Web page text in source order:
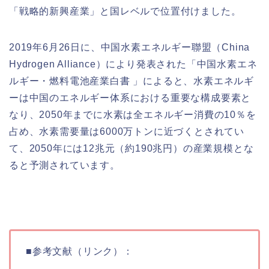
「戦略的新興産業」と国レベルで位置付けました。
2019年6月26日に、中国水素エネルギー聯盟（China
Hydrogen Alliance）により発表された「中国水素エネ
ルギー・燃料電池産業白書 」によると、水素エネルギ
ーは中国のエネルギー体系における重要な構成要素と
なり、2050年までに水素は全エネルギー消費の10％を
占め、水素需要量は6000万トンに近づくとされてい
て、2050年には12兆元（約190兆円）の産業規模とな
ると予測されています。
■参考文献（リンク）：